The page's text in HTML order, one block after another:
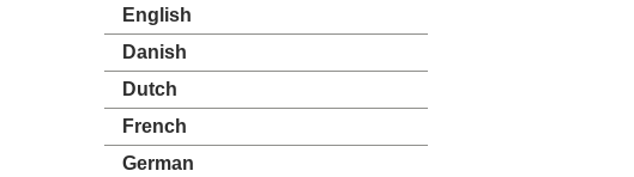
English
Danish
Dutch
French
German